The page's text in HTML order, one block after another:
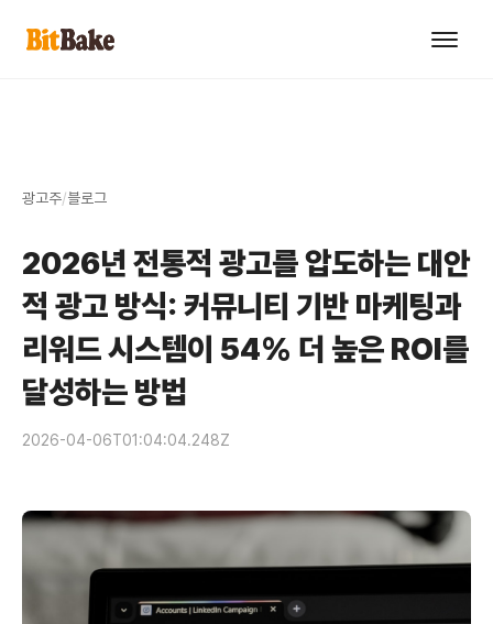
광고주/블로그
2026년 전통적 광고를 압도하는 대안
적 광고 방식: 커뮤니티 기반 마케팅과
리워드 시스템이 54% 더 높은 ROI를
달성하는 방법
2026-04-06T01:04:04.248Z